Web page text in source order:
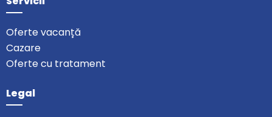
Oferte vacanță
Cazare
Oferte cu tratament
Legal